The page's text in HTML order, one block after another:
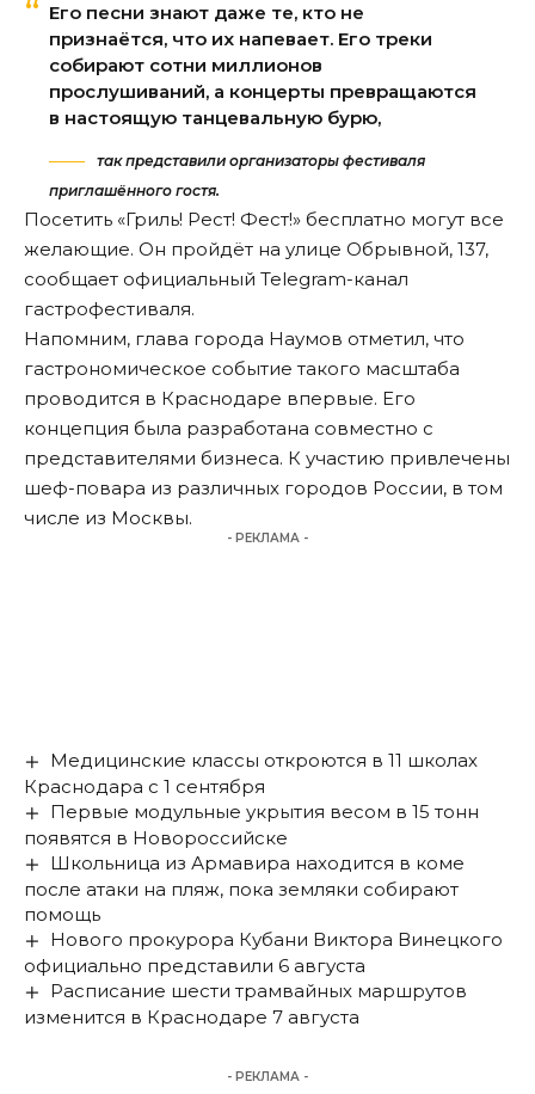
Его песни знают даже те, кто не
признаётся, что их напевает. Его треки
собирают сотни миллионов
прослушиваний, а концерты превращаются
в настоящую танцевальную бурю,
так представили организаторы фестиваля
приглашённого гостя.
Посетить «Гриль! Рест! Фест!» бесплатно могут все
желающие. Он пройдёт на улице Обрывной, 137,
сообщает официальный Telegram-канал
гастрофестиваля.
Напомним, глава города Наумов отметил, что
гастрономическое событие такого масштаба
проводится в Краснодаре впервые. Его
концепция была разработана совместно с
представителями бизнеса. К участию привлечены
шеф-повара из различных городов России, в том
числе из Москвы.
- РЕКЛАМА -
Медицинские классы откроются в 11 школах
Краснодара с 1 сентября
Первые модульные укрытия весом в 15 тонн
появятся в Новороссийске
Школьница из Армавира находится в коме
после атаки на пляж, пока земляки собирают
помощь
Нового прокурора Кубани Виктора Винецкого
официально представили 6 августа
Расписание шести трамвайных маршрутов
изменится в Краснодаре 7 августа
- РЕКЛАМА -